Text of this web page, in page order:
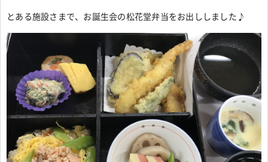
とある施設さまで、お誕生会の松花堂弁当をお出ししました♪